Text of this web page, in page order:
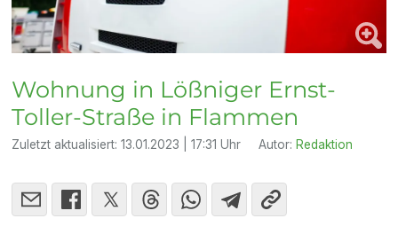
Wohnung in Lößniger Ernst-
Toller-Straße in Flammen
Zuletzt aktualisiert:13.01.2023 | 17:31 Uhr Autor: Redaktion